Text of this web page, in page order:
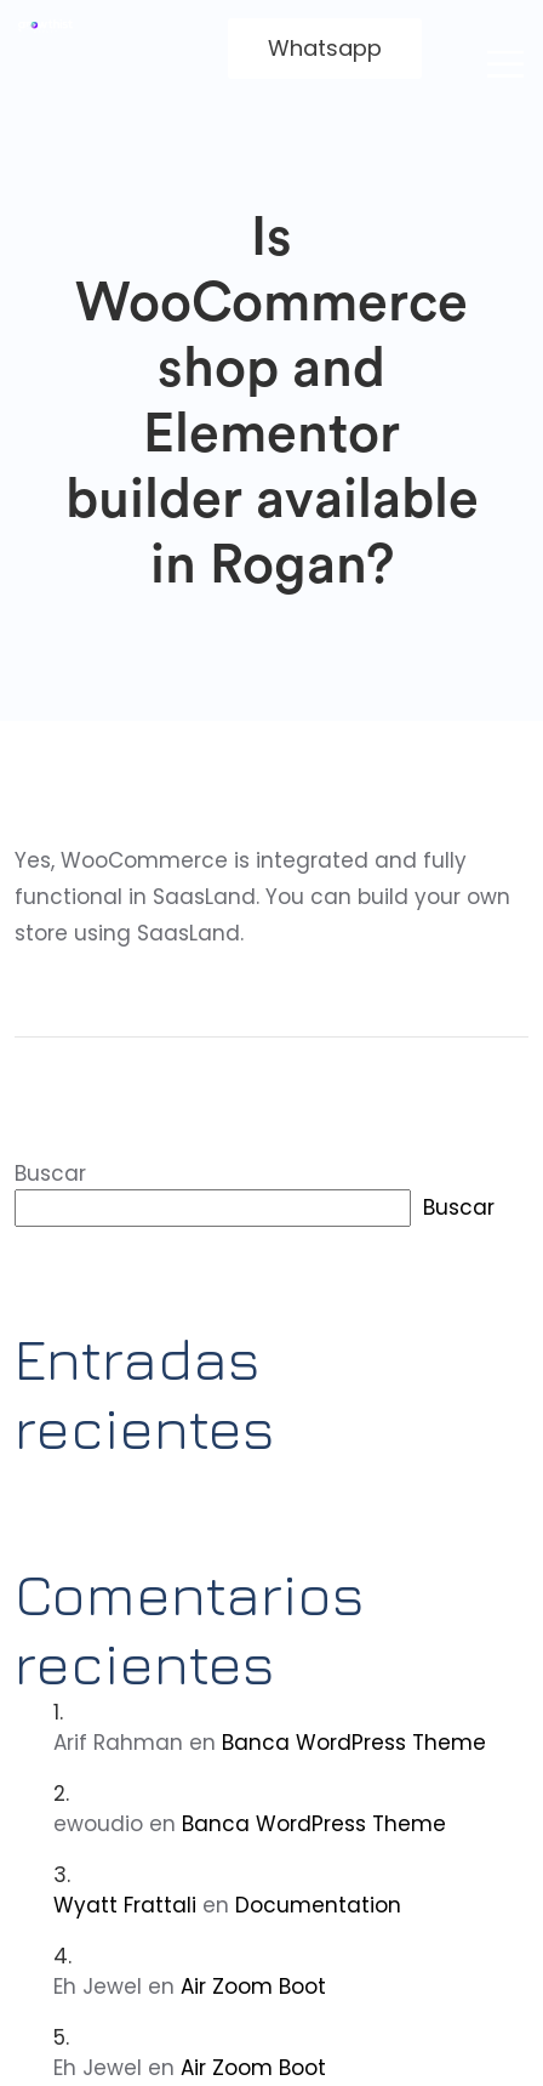
Whatsapp
Is
WooCommerce
shop and
Elementor
builder available
in Rogan?
Yes, WooCommerce is integrated and fully
functional in SaasLand. You can build your own
store using SaasLand.
Buscar
Buscar
Entradas
recientes
Comentarios
recientes
Arif Rahman en Banca WordPress Theme
ewoudio en Banca WordPress Theme
Wyatt Frattali en Documentation
Eh Jewel en Air Zoom Boot
Eh Jewel en Air Zoom Boot